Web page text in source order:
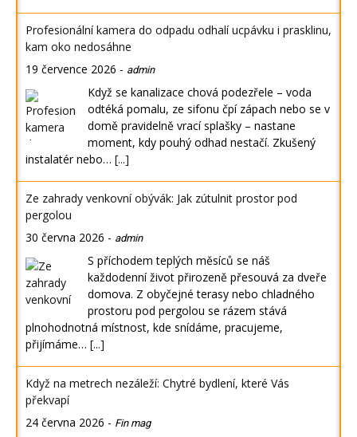
Profesionální kamera do odpadu odhalí ucpávku i prasklinu,
kam oko nedosáhne
19 července 2026 - admin
Když se kanalizace chová podezřele – voda
odtéká pomalu, ze sifonu čpí zápach nebo se v
domě pravidelně vrací splašky – nastane
moment, kdy pouhý odhad nestačí. Zkušený
instalatér nebo… [...]
Ze zahrady venkovní obývák: Jak zútulnit prostor pod
pergolou
30 června 2026 - admin
S příchodem teplých měsíců se náš
každodenní život přirozeně přesouvá za dveře
domova. Z obyčejné terasy nebo chladného
prostoru pod pergolou se rázem stává
plnohodnotná místnost, kde snídáme, pracujeme,
přijímáme… [...]
Když na metrech nezáleží: Chytré bydlení, které Vás
překvapí
24 června 2026 - Fin mag